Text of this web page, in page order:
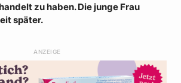
zu haben. Die junge Frau
später.
ANZEIGE